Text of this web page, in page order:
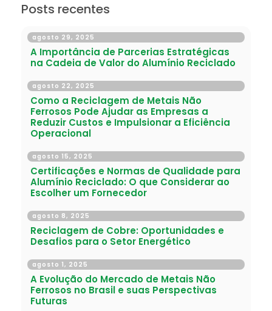
Posts recentes
A Importância de Parcerias Estratégicas
na Cadeia de Valor do Alumínio Reciclado
agosto 29, 2025
Como a Reciclagem de Metais Não
Ferrosos Pode Ajudar as Empresas a
Reduzir Custos e Impulsionar a Eficiência
Operacional
agosto 22, 2025
Certificações e Normas de Qualidade para
Alumínio Reciclado: O que Considerar ao
Escolher um Fornecedor
agosto 15, 2025
Reciclagem de Cobre: Oportunidades e
Desafios para o Setor Energético
agosto 8, 2025
A Evolução do Mercado de Metais Não
Ferrosos no Brasil e suas Perspectivas
Futuras
agosto 1, 2025